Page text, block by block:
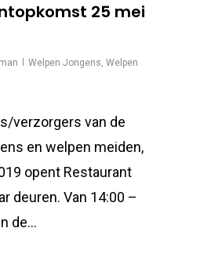
25 mei
Welpen Jongens, Welpen
verzorgers van de
en welpen meiden,
opent Restaurant
deuren. Van 14:00 –
de…